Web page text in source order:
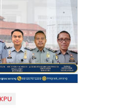
KPU